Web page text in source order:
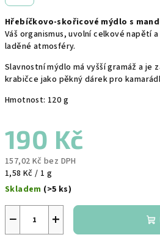
Hřebíčkovo-skořicové mýdlo s
Váš organismus, uvolní celkové napětí
laděné atmosféry.
Slavnostní mýdlo má vyšší gramáž a
krabičce jako pěkný dárek pro
Hmotnost: 120 g
190 Kč
157,02 Kč bez DPH
Měrná
cena:
1,58 Kč / 1 g
Skladem (>5 ks)
+
−